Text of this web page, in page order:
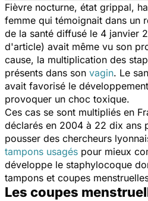
Fièvre nocturne, état grippal,
femme qui témoignait dans un
de la santé diffusé le 4 janvier
d'article) avait même vu son
cause, la multiplication des
présents dans son vagin. Le
avait favorisé le
provoquer un choc toxique.
Ces cas se sont multipliés en
déclarés en 2004 à 22 dix ans
pousser des chercheurs
tampons usagés pour mieux
développe le staphylocoque
tampons et coupes
Les coupes